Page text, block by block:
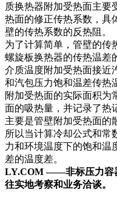
质换热器附加受热面主要
热面的修正传热系数，具
壁的传热系数的反热阻。
为了计算简单，管壁的传
螺旋板换热器的传热温差
介质温度附加受热面接近
和汽包压力饱和温差传热
附加受热面的实际面积为
面的吸热量，并记录了热
主要是管壁附加受热面的
所以当计算冷却公式和常
力和环境温度下的饱和温
差的温度差。
LY.COM ——非标压力容
往实地考察和业务洽谈。